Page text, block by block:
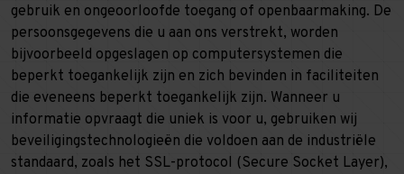
gebruik en ongeoorloofde toegang of openbaarmaking. De
persoonsgegevens die u aan ons verstrekt, worden
bijvoorbeeld opgeslagen op computersystemen die
beperkt toegankelijk zijn en zich bevinden in faciliteiten
die eveneens beperkt toegankelijk zijn. Wanneer u
informatie opvraagt die uniek is voor u, gebruiken wij
beveiligingstechnologieën die voldoen aan de industriële
standaard, zoals het SSL-protocol (Secure Socket Layer),